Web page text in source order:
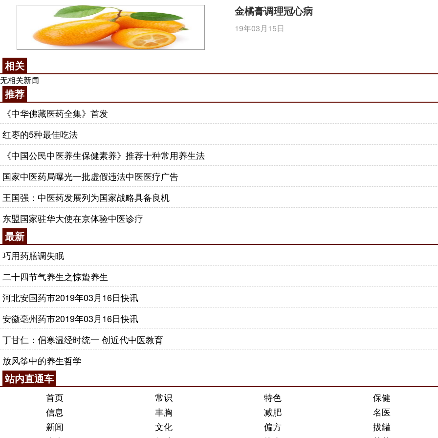
金橘膏调理冠心病
19年03月15日
相关
无相关新闻
推荐
《中华佛藏医药全集》首发
红枣的5种最佳吃法
《中国公民中医养生保健素养》推荐十种常用养生法
国家中医药局曝光一批虚假违法中医医疗广告
王国强：中医药发展列为国家战略具备良机
东盟国家驻华大使在京体验中医诊疗
最新
巧用药膳调失眠
二十四节气养生之惊蛰养生
河北安国药市2019年03月16日快讯
安徽亳州药市2019年03月16日快讯
丁甘仁：倡寒温经时统一 创近代中医教育
放风筝中的养生哲学
站内直通车
首页 常识 特色
保健
信息
丰胸 减肥
名医
新闻
文化 偏方
拔罐